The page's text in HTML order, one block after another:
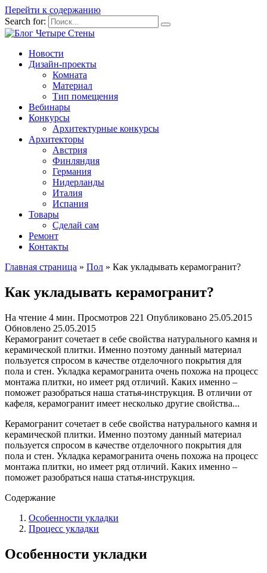
Перейти к содержанию
Search for:
Новости
Дизайн-проекты
Комната
Материал
Тип помещения
Вебинары
Конкурсы
Архитектурные конкурсы
Архитекторы
Австрия
Финляндия
Германия
Нидерланды
Италия
Испания
Товары
Сделай сам
Ремонт
Контакты
Главная страница » Пол » Как укладывать керамогранит?
Как укладывать керамогранит?
На чтение 4 мин. Просмотров 221 Опубликовано 25.05.2015
Обновлено 25.05.2015
Керамогранит сочетает в себе свойства натурального камня и
керамической плитки. Именно поэтому данный материал
пользуется спросом в качестве отделочного покрытия для
пола и стен. Укладка керамогранита очень похожа на процесс
монтажа плитки, но имеет ряд отличий. Каких именно –
поможет разобраться наша статья-инструкция. В отличии от
кафеля, керамогранит имеет несколько другие свойства...
Керамогранит сочетает в себе свойства натурального камня и
керамической плитки. Именно поэтому данный материал
пользуется спросом в качестве отделочного покрытия для
пола и стен. Укладка керамогранита очень похожа на процесс
монтажа плитки, но имеет ряд отличий. Каких именно –
поможет разобраться наша статья-инструкция.
Содержание
Особенности укладки
Процесс укладки
Особенности укладки